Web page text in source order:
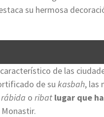
su hermosa
de las
de su kasbah, las
rábida o ribat lugar que